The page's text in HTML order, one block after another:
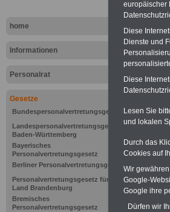
home
Informationen
Personalrat
Gesetze
Bundespersonalvertretungsgesetz
Landespersonalvertretungsgesetz
Baden-Württemberg
Bayerisches
Personalvertretungsgesetz
Berliner Personalvertretungsgesetz
Personalvertretungsgesetz für das
Land Brandenburg
Bremisches
Personalvertretungsgesetz
europäischer
Diese
Dienste und
Diese
Lesen Sie
und lokalen
Durch das
Cookies auf
Wir
Google-
Google ihre
Dürfen wir